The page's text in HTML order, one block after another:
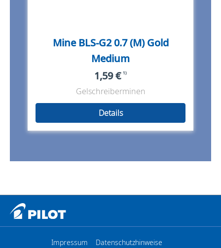
Mine BLS-G2 0.7 (M) Gold
Medium
1,59 € 1)
Gelschreiberminen
Details
Impressum
Datenschutzhinweise